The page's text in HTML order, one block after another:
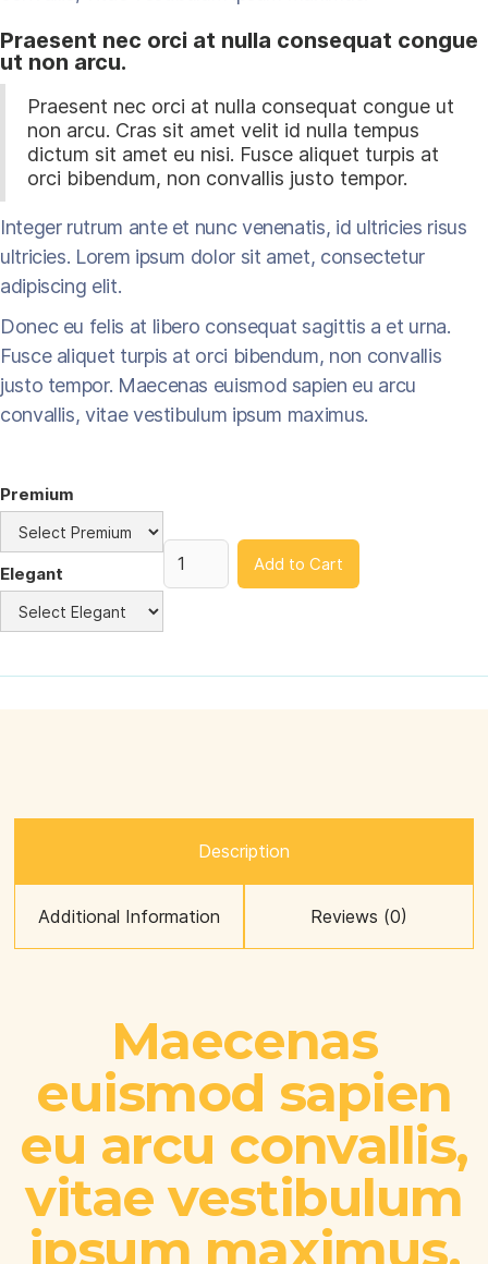
Praesent nec orci at nulla consequat congue
ut non arcu.
Praesent nec orci at nulla consequat congue ut
non arcu. Cras sit amet velit id nulla tempus
dictum sit amet eu nisi. Fusce aliquet turpis at
orci bibendum, non convallis justo tempor.
Integer rutrum ante et nunc venenatis, id ultricies risus
ultricies. Lorem ipsum dolor sit amet, consectetur
adipiscing elit.
Donec eu felis at libero consequat sagittis a et urna.
Fusce aliquet turpis at orci bibendum, non convallis
justo tempor. Maecenas euismod sapien eu arcu
convallis, vitae vestibulum ipsum maximus.
Premium
Elegant
Description
Additional Information Reviews (0)
Maecenas
euismod sapien
eu arcu convallis,
vitae vestibulum
ipsum maximus.